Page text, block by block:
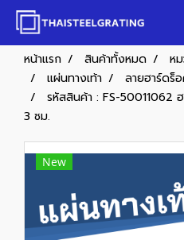
หน้าแรก สินค้าทั้งหมด
ห
แผ่นทางเท้า
ลายฮาร์ดร็
รหัสสินค้า : FS-
3 ซม.
New